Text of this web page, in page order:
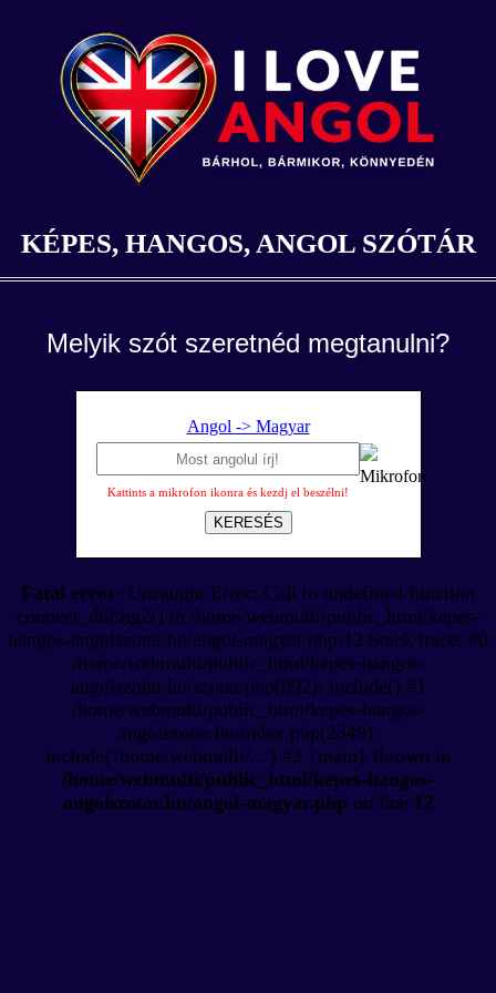
KÉPES, HANGOS, ANGOL SZÓTÁR
Melyik szót szeretnéd megtanulni?
Angol -> Magyar
Kattints a mikrofon ikonra és kezdj el beszélni!
KERESÉS
Fatal error: Uncaught Error: Call to undefined function
connect_dbEng2() in /home/webmulti/public_html/kepes-
hangos-angolszotar.hu/angol-magyar.php:12 Stack trace: #0
/home/webmulti/public_html/kepes-hangos-
angolszotar.hu/szotar.php(892): include() #1
/home/webmulti/public_html/kepes-hangos-
angolszotar.hu/index.php(2349):
include('/home/webmulti/...') #2 {main} thrown in
/home/webmulti/public_html/kepes-hangos-
angolszotar.hu/angol-magyar.php on line 12